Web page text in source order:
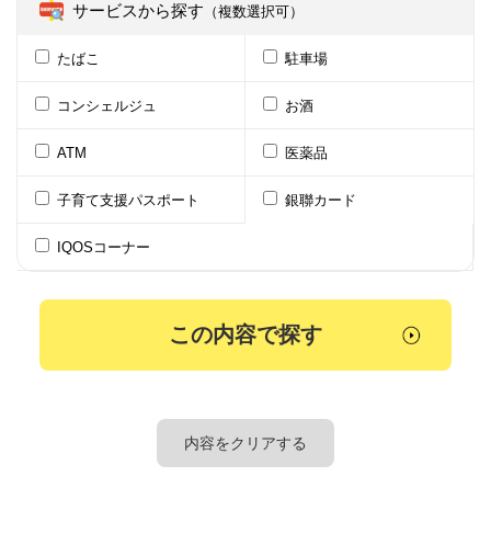
サービスから探す （複数選択可）
たばこ 駐車場
コンシェルジュ お酒
ATM 医薬品
子育て支援パスポート 銀聯カード
IQOSコーナー